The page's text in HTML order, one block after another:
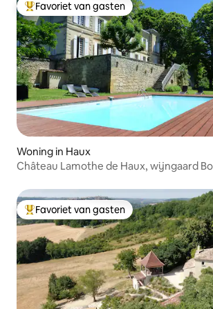
Topfavoriet van gasten
Favoriet van gasten
Woning in Haux
Château Lamothe de Haux, wijngaard
Topfavoriet van gasten
Favoriet van gasten